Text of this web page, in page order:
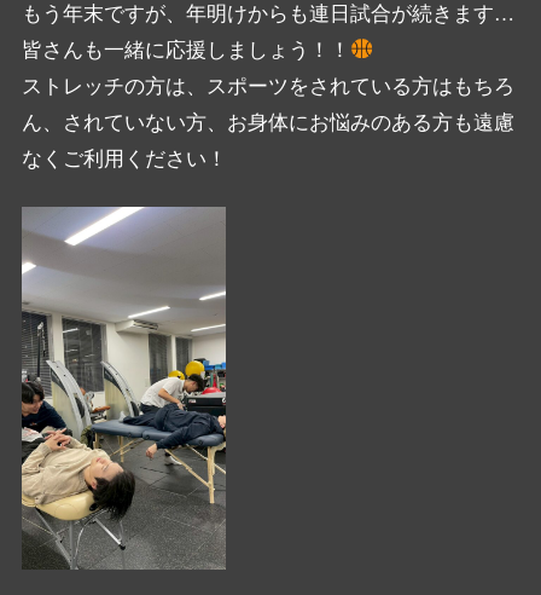
もう年末ですが、年明けからも連日試合が続きます…
皆さんも一緒に応援しましょう！！
ストレッチの方は、スポーツをされている方はもちろ
ん、
されていない方、 お身体にお悩みのある方も遠慮
なくご利用ください！